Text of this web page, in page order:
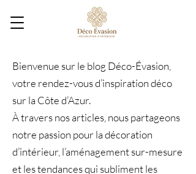
Bienvenue sur le blog Déco-Évasion,
votre rendez-vous d’inspiration déco
sur la Côte d’Azur.
À travers nos articles, nous partageons
notre passion pour la décoration
d’intérieur, l’aménagement sur-mesure
et les tendances qui subliment les